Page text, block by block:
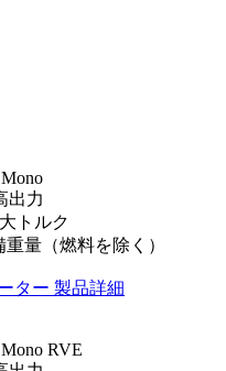
出力
トルク
重量（燃料を除く）
ター 製品詳細
RVE